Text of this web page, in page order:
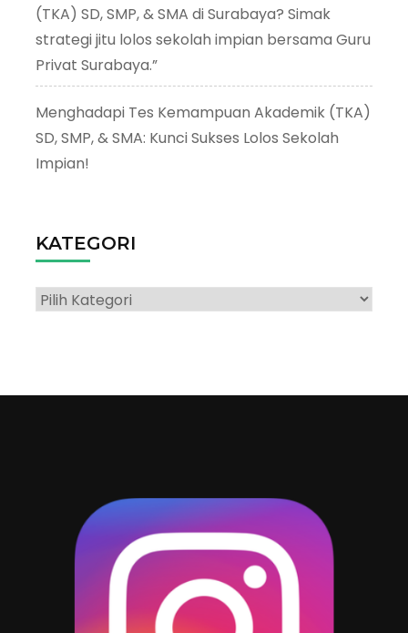
(TKA) SD, SMP, & SMA di Surabaya? Simak
strategi jitu lolos sekolah impian bersama Guru
Privat Surabaya.”
Menghadapi Tes Kemampuan Akademik (TKA)
SD, SMP, & SMA: Kunci Sukses Lolos Sekolah
Impian!
KATEGORI
Kategori